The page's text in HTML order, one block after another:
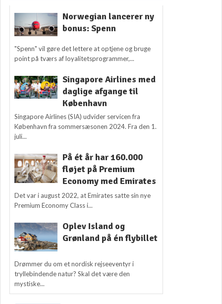
Norwegian lancerer ny
bonus: Spenn
"Spenn" vil gøre det lettere at optjene og bruge
point på tværs af loyalitetsprogrammer,...
Singapore Airlines med
daglige afgange til
København
Singapore Airlines (SIA) udvider servicen fra
København fra sommersæsonen 2024. Fra den 1.
juli...
På ét år har 160.000
fløjet på Premium
Economy med Emirates
Det var i august 2022, at Emirates satte sin nye
Premium Economy Class i...
Oplev Island og
Grønland på én flybillet
Drømmer du om et nordisk rejseeventyr i
tryllebindende natur? Skal det være den
mystiske...